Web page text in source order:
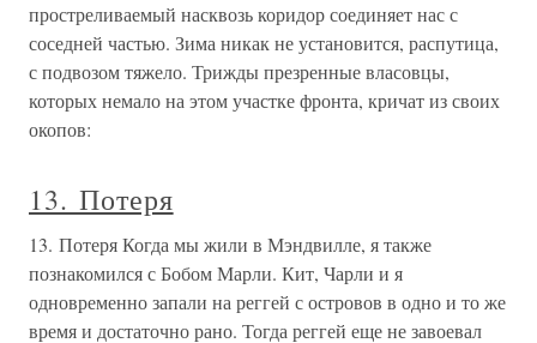
простреливаемый насквозь коридор соединяет нас с
соседней частью. Зима никак не установится, распутица,
с подвозом тяжело. Трижды презренные власовцы,
которых немало на этом участке фронта, кричат из своих
окопов:
13. Потеря
13. Потеря Когда мы жили в Мэндвилле, я также
познакомился с Бобом Марли. Кит, Чарли и я
одновременно запали на реггей с островов в одно и то же
время и достаточно рано. Тогда реггей еще не завоевал